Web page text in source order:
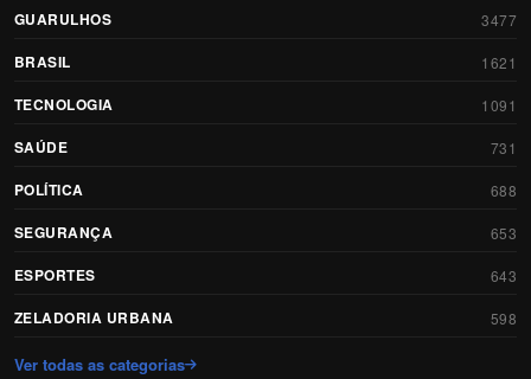
GUARULHOS 3477
BRASIL 1621
TECNOLOGIA 1091
SAÚDE 731
POLÍTICA 688
SEGURANÇA 653
ESPORTES 643
ZELADORIA URBANA 598
Ver todas as categorias